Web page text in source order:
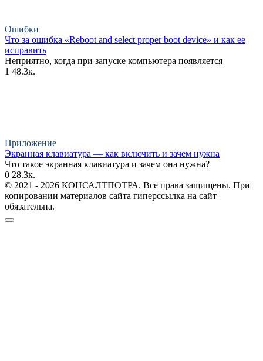
Ошибки
Что за ошибка «Reboot and select proper boot device» и как ее
исправить
Неприятно, когда при запуске компьютера появляется
1 48.3к.
Приложение
Экранная клавиатура — как включить и зачем нужна
Что такое экранная клавиатура и зачем она нужна?
0 28.3к.
© 2021 - 2026 КОНСАЛТПОТРА. Все права защищены. При
копировании материалов сайта гиперссылка на сайт
обязательна.